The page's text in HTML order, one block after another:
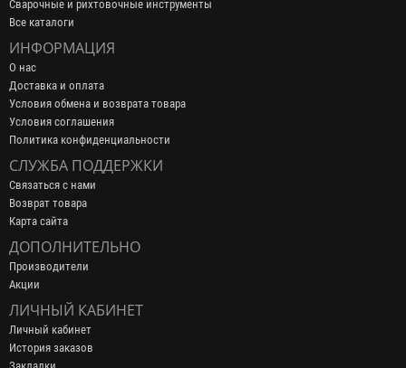
Сварочные и рихтовочные инструменты
Все каталоги
ИНФОРМАЦИЯ
О нас
Доставка и оплата
Условия обмена и возврата товара
Условия соглашения
Политика конфиденциальности
СЛУЖБА ПОДДЕРЖКИ
Связаться с нами
Возврат товара
Карта сайта
ДОПОЛНИТЕЛЬНО
Производители
Акции
ЛИЧНЫЙ КАБИНЕТ
Личный кабинет
История заказов